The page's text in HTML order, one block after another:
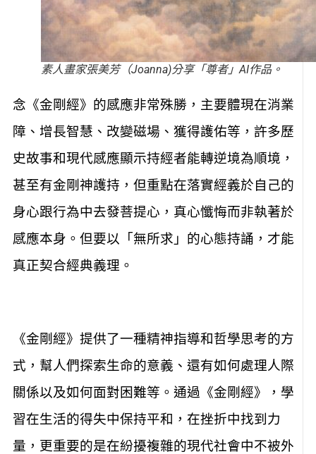
素人畫家張美芳（Joanna)分享「尊者」AI作品。
念《金剛經》的感應非常殊勝，主要體現在消業
障、增長智慧、改變磁場、獲得護佑等，許多歷
史故事和現代感應顯示持經者能轉逆境為順境，
甚至有金剛神護持，但重點在落實經義於自己的
身心跟行為中去發菩提心，真心懺悔而非執著於
感應本身。但要以「無所求」的心態持誦，才能
真正契合經典義理。
《金剛經》提供了一種精神指導和哲學思考的方
式，幫人們探索生命的意義、還有如何處理人際
關係以及如何面對困難等。通過《金剛經》，學
習在生活的得失中保持平和，在挫折中找到力